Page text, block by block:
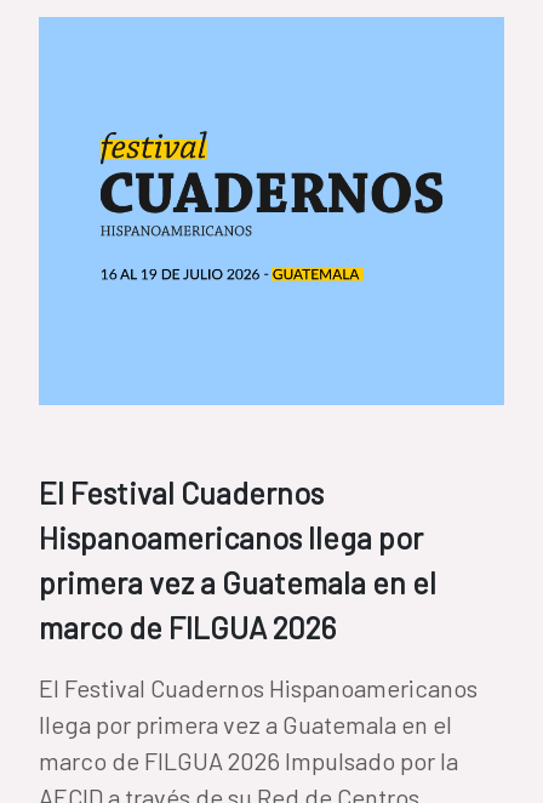
El Festival Cuadernos
Hispanoamericanos llega por
primera vez a Guatemala en el
marco de FILGUA 2026
El Festival Cuadernos Hispanoamericanos
llega por primera vez a Guatemala en el
marco de FILGUA 2026 Impulsado por la